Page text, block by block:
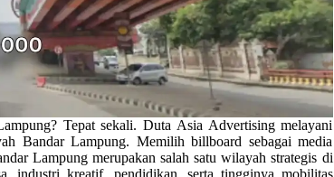
Tepat sekali. Duta Asia Advertising melayani
Bandar Lampung. Memilih billboard sebagai media
Lampung merupakan salah satu wilayah strategis di